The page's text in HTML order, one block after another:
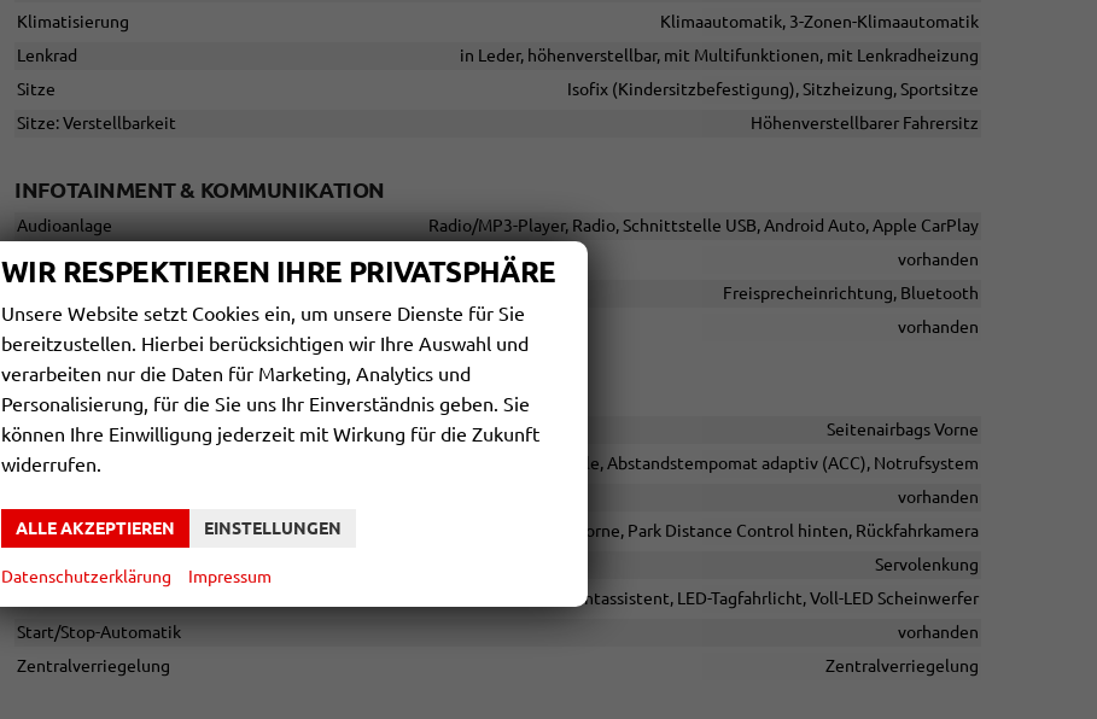
Klimatisierung
Klimaautomatik, 3-Zonen-Klimaautomatik
Lenkrad
in Leder, höhenverstellbar, mit Multifunktionen, mit Lenkradheizung
Sitze
Isofix (Kindersitzbefestigung), Sitzheizung, Sportsitze
Sitze: Verstellbarkeit
Höhenverstellbarer Fahrersitz
INFOTAINMENT & KOMMUNIKATION
Audioanlage
Radio/MP3-Player, Radio, Schnittstelle USB, Android Auto, Apple CarPlay
Bordcomputer
vorhanden
Freisprecheinrichtung, Bluetooth
Volldigitales Kombiinstrument (Virtual Cockpit)
vorhanden
SICHERHEIT & ASSISTENZ
Airbags
Seitenairbags Vorne
Assistenzsysteme
Tempomat, Tempomat mit Lenkradkontrolle, Abstandstempomat adaptiv (ACC), Notrufsystem
vorhanden
Einparkhilfe
Park Distance Control vorne, Park Distance Control hinten, Rückfahrkamera
Lenkung
Servolenkung
LED-Scheinwerfer, Fernlichtassistent, LED-Tagfahrlicht, Voll-LED Scheinwerfer
Start/Stop-Automatik
vorhanden
Zentralverriegelung
Zentralverriegelung
WIR RESPEKTIEREN IHRE PRIVATSPHÄRE
Unsere Website setzt Cookies ein, um unsere Dienste für Sie
bereitzustellen. Hierbei berücksichtigen wir Ihre Auswahl und
verarbeiten nur die Daten für Marketing, Analytics und
Personalisierung, für die Sie uns Ihr Einverständnis geben. Sie
können Ihre Einwilligung jederzeit mit Wirkung für die Zukunft
widerrufen.
ALLE AKZEPTIEREN EINSTELLUNGEN
Datenschutzerklärung Impressum